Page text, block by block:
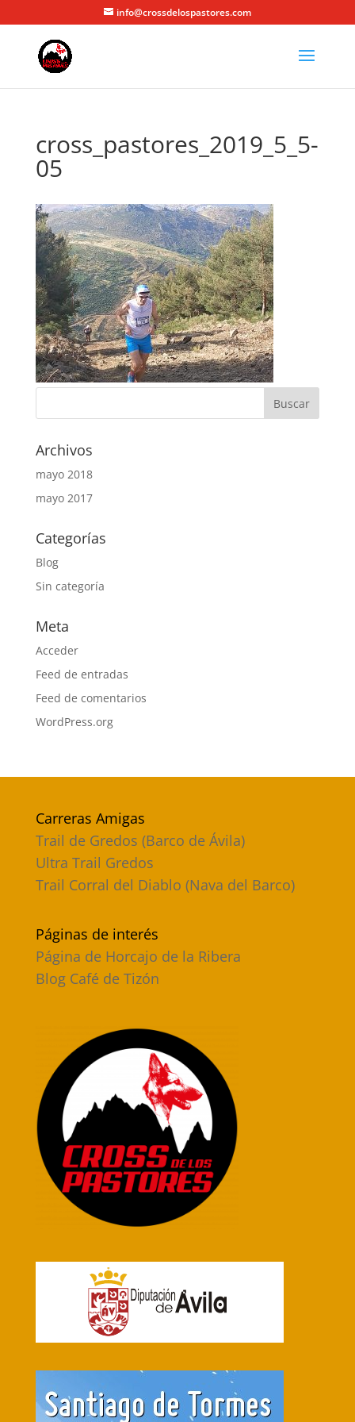
info@crossdelospastores.com
cross_pastores_2019_5_5-
05
Archivos
mayo 2018
mayo 2017
Categorías
Blog
Sin categoría
Meta
Acceder
Feed de entradas
Feed de comentarios
WordPress.org
Carreras Amigas
Trail de Gredos (Barco de Ávila)
Ultra Trail Gredos
Trail Corral del Diablo (Nava del Barco)
Páginas de interés
Página de Horcajo de la Ribera
Blog Café de Tizón